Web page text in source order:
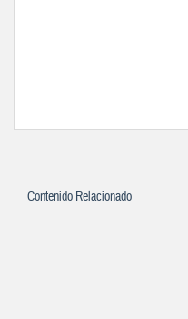
Contenido Relacionado